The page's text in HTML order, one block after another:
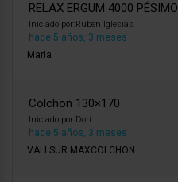
RELAX ERGUM 4000 PÉSIMO
Iniciado por:Ruben Iglesias
hace 5 años, 3 meses
Maria
Colchon 130×170
Iniciado por:Dori
hace 5 años, 3 meses
VALLSUR MAXCOLCHON